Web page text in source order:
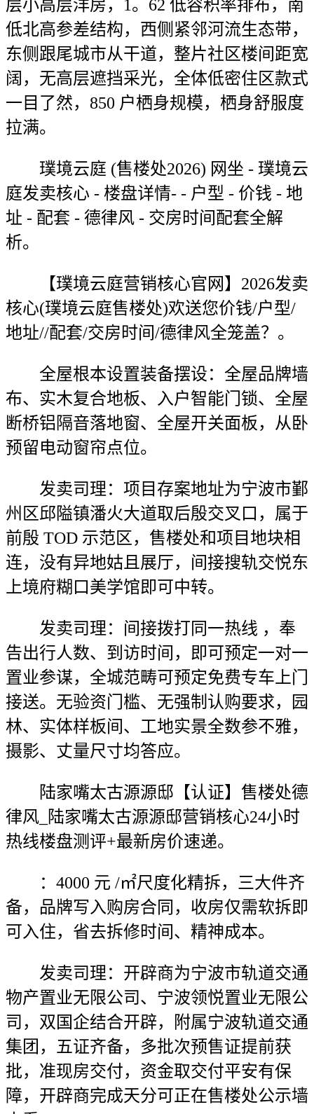
层小高层洋房，1。62 低容积率排布，南
低北高参差结构，西侧紧邻河流生态带，
东侧跟尾城市从干道，整片社区楼间距宽
阔，无高层遮挡采光，全体低密住区款式
一目了然，850 户栖身规模，栖身舒服度
拉满。
璞境云庭 (售楼处2026) 网坐 - 璞境云
庭发卖核心 - 楼盘详情- - 户型 - 价钱 - 地
址 - 配套 - 德律风 - 交房时间配套全解
析。
【璞境云庭营销核心官网】2026发卖
核心(璞境云庭售楼处)欢送您价钱/户型/
地址//配套/交房时间/德律风全笼盖？。
全屋根本设置装备摆设：全屋品牌墙
布、实木复合地板、入户智能门锁、全屋
断桥铝隔音落地窗、全屋开关面板，从卧
预留电动窗帘点位。
发卖司理：项目存案地址为宁波市鄞
州区邱隘镇潘火大道取后殷交叉口，属于
前殷 TOD 示范区，售楼处和项目地块相
连，没有异地姑且展厅，间接搜轨交悦东
上境府糊口美学馆即可中转。
发卖司理：间接拨打同一热线 ，奉
告出行人数、到访时间，即可预定一对一
置业参谋，全城范畴可预定免费专车上门
接送。无验资门槛、无强制认购要求，园
林、实体样板间、工地实景全数参不雅，
摄影、丈量尺寸均答应。
陆家嘴太古源源邸【认证】售楼处德
律风_陆家嘴太古源源邸营销核心24小时
热线楼盘测评+最新房价速递。
：4000 元 /㎡尺度化精拆，三大件齐
备，品牌写入购房合同，收房仅需软拆即
可入住，省去拆修时间、精神成本。
发卖司理：开辟商为宁波市轨道交通
物产置业无限公司、宁波领悦置业无限公
司，双国企结合开辟，附属宁波轨道交通
集团，五证齐备，多批次预售证提前获
批，准现房交付，资金取交付平安有保
障，开辟商完成天分可正在售楼处公示墙